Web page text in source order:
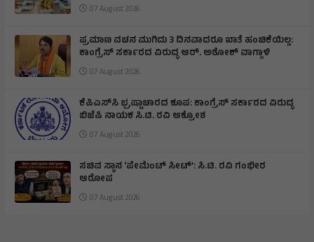
07 August 2026
ಪ್ರಮಾಣ ವಚನ ಮುಗಿದು 3 ದಿನವಾದರೂ ಖಾತೆ ಹಂಚಿಕೆಯಿಲ್ಲ:
ಕಾಂಗ್ರೆಸ್ ಸರ್ಕಾರದ ವಿರುದ್ಧ ಆರ್‌. ಅಶೋಕ್ ವಾಗ್ದಾಳಿ
07 August 2026
ಕೆಪಿಎಸ್‌ಸಿ ಭ್ರಷ್ಟಾಚಾರದ ಕೂಪ: ಕಾಂಗ್ರೆಸ್ ಸರ್ಕಾರದ ವಿರುದ್ಧ
ಬಿಜೆಪಿ ನಾಯಕ ಸಿ.ಟಿ. ರವಿ ಆಕ್ರೋಶ
07 August 2026
ಸಚಿವ ಸ್ಥಾನ ‘ಪೇಮೆಂಟ್ ಸೀಟ್’: ಸಿ.ಟಿ. ರವಿ ಗಂಭೀರ
ಆರೋಪ
07 August 2026